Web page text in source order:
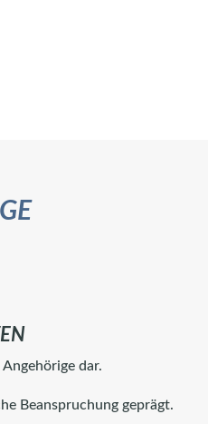
dar.
Beanspruchung geprägt.